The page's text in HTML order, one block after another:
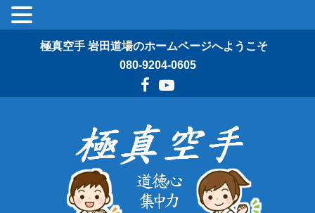
極真空手 岩田道場のホームページへようこそ
080-9204-0605